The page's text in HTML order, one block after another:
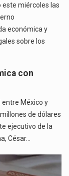
este miércoles las
económica y
sobre los
con
entre México y
de dólares
ejecutivo de la
César…